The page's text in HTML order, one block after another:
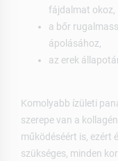
fájdalmat okoz,
a bőr
ápolásához,
az erek
Komolyabb ízületi
szerepe van a
működéséért is, ezért
szükséges, minden